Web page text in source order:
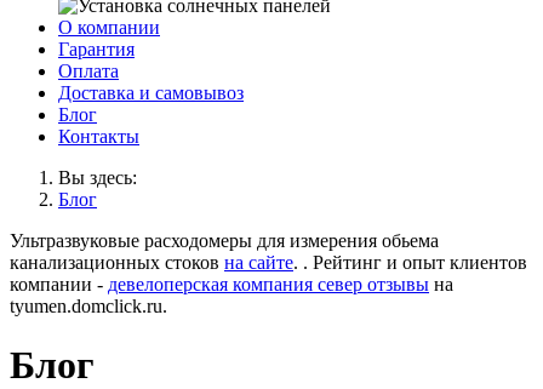
О компании
Гарантия
Оплата
Доставка и самовывоз
Блог
Контакты
Вы здесь:
Блог
Ультразвуковые расходомеры для измерения обьема
канализационных стоков на сайте. . Рейтинг и опыт клиентов
компании - девелоперская компания север отзывы на
tyumen.domclick.ru.
Блог